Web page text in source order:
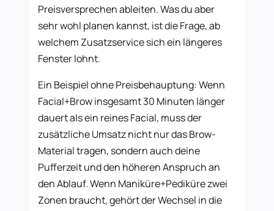
Preisversprechen ableiten. Was du aber
sehr wohl planen kannst, ist die Frage, ab
welchem Zusatzservice sich ein längeres
Fenster lohnt.
Ein Beispiel ohne Preisbehauptung: Wenn
Facial+Brow insgesamt 30 Minuten länger
dauert als ein reines Facial, muss der
zusätzliche Umsatz nicht nur das Brow-
Material tragen, sondern auch deine
Pufferzeit und den höheren Anspruch an
den Ablauf. Wenn Maniküre+Pediküre zwei
Zonen braucht, gehört der Wechsel in die